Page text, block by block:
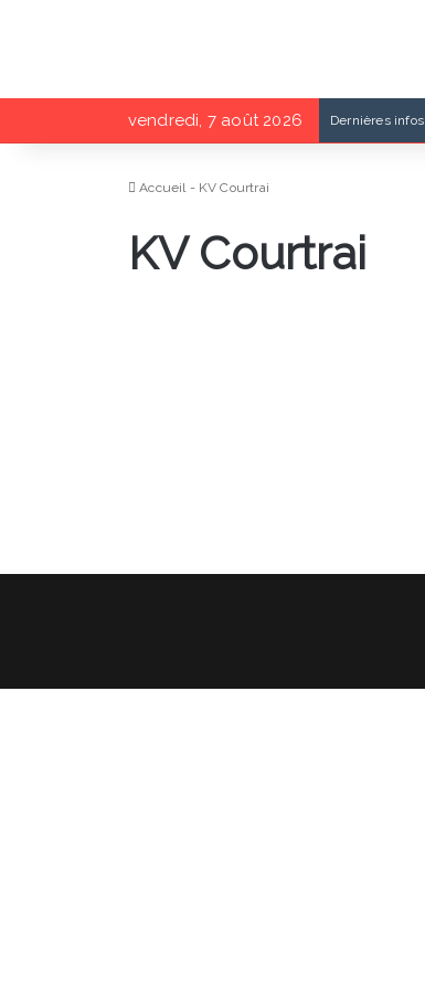
vendredi, 7 août 2026 Dernières infos
Accueil - KV Courtrai
KV Courtrai